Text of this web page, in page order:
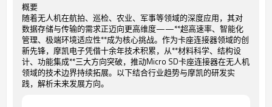
概要
随着无人机在航拍、巡检、农业、军事等领域的深度应用，其对
数据存储与传输的需求正迈向更高维度——**超高速率、智能化
管理、极端环境适应性**成为核心挑战。作为卡座连接器领域的创
新先锋，摩凯电子凭借十余年技术积累，从**材料科学、结构设
计、功能集成**三大方向突破，推动Micro SD卡座连接器在无人机
领域的技术边界持续拓展。以下结合行业趋势与摩凯的研发实
践，解析未来发展方向。